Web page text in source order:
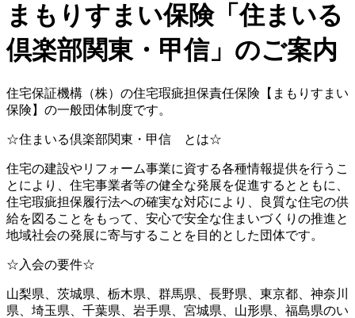
まもりすまい保険「住まいる
倶楽部関東・甲信」のご案内
住宅保証機構（株）の住宅瑕疵担保責任保険【まもりすまい
保険】の一般団体制度です。
☆住まいる倶楽部関東・甲信 とは☆
住宅の建設やリフォーム事業に資する各種情報提供を行うこ
とにより、住宅事業者等の健全な発展を促進するとともに、
住宅瑕疵担保履行法への確実な対応により、良質な住宅の供
給を図ることをもって、安心で安全な住まいづくりの推進と
地域社会の発展に寄与することを目的とした団体です。
☆入会の要件☆
山梨県、茨城県、栃木県、群馬県、長野県、東京都、神奈川
県、埼玉県、千葉県、岩手県、宮城県、山形県、福島県のい